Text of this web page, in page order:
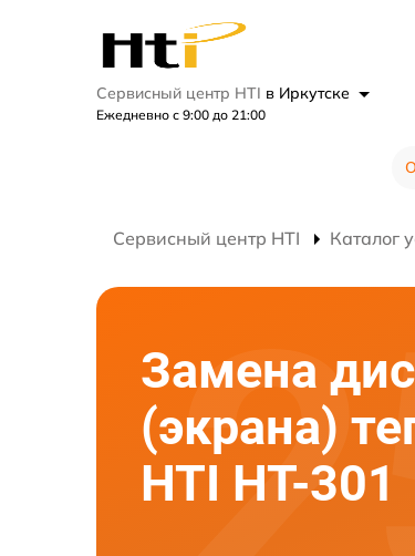
Сервисный центр HTI в Иркутске
Ежедневно с 9:00 до 21:00
Сервисный центр HTI Каталог
Замена
(экрана)
HTI HT-301